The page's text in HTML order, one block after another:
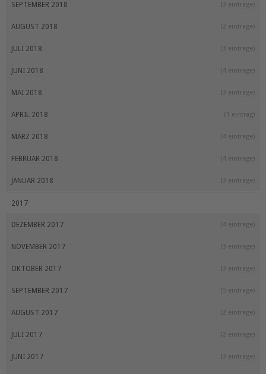
SEPTEMBER 2018 (3 einträge)
AUGUST 2018 (2 einträge)
JULI 2018 (3 einträge)
JUNI 2018 (4 einträge)
MAI 2018 (3 einträge)
APRIL 2018 (1 eintrag)
MÄRZ 2018 (4 einträge)
FEBRUAR 2018 (4 einträge)
JANUAR 2018 (3 einträge)
2017
DEZEMBER 2017 (4 einträge)
NOVEMBER 2017 (3 einträge)
OKTOBER 2017 (3 einträge)
SEPTEMBER 2017 (5 einträge)
AUGUST 2017 (2 einträge)
JULI 2017 (2 einträge)
JUNI 2017 (3 einträge)